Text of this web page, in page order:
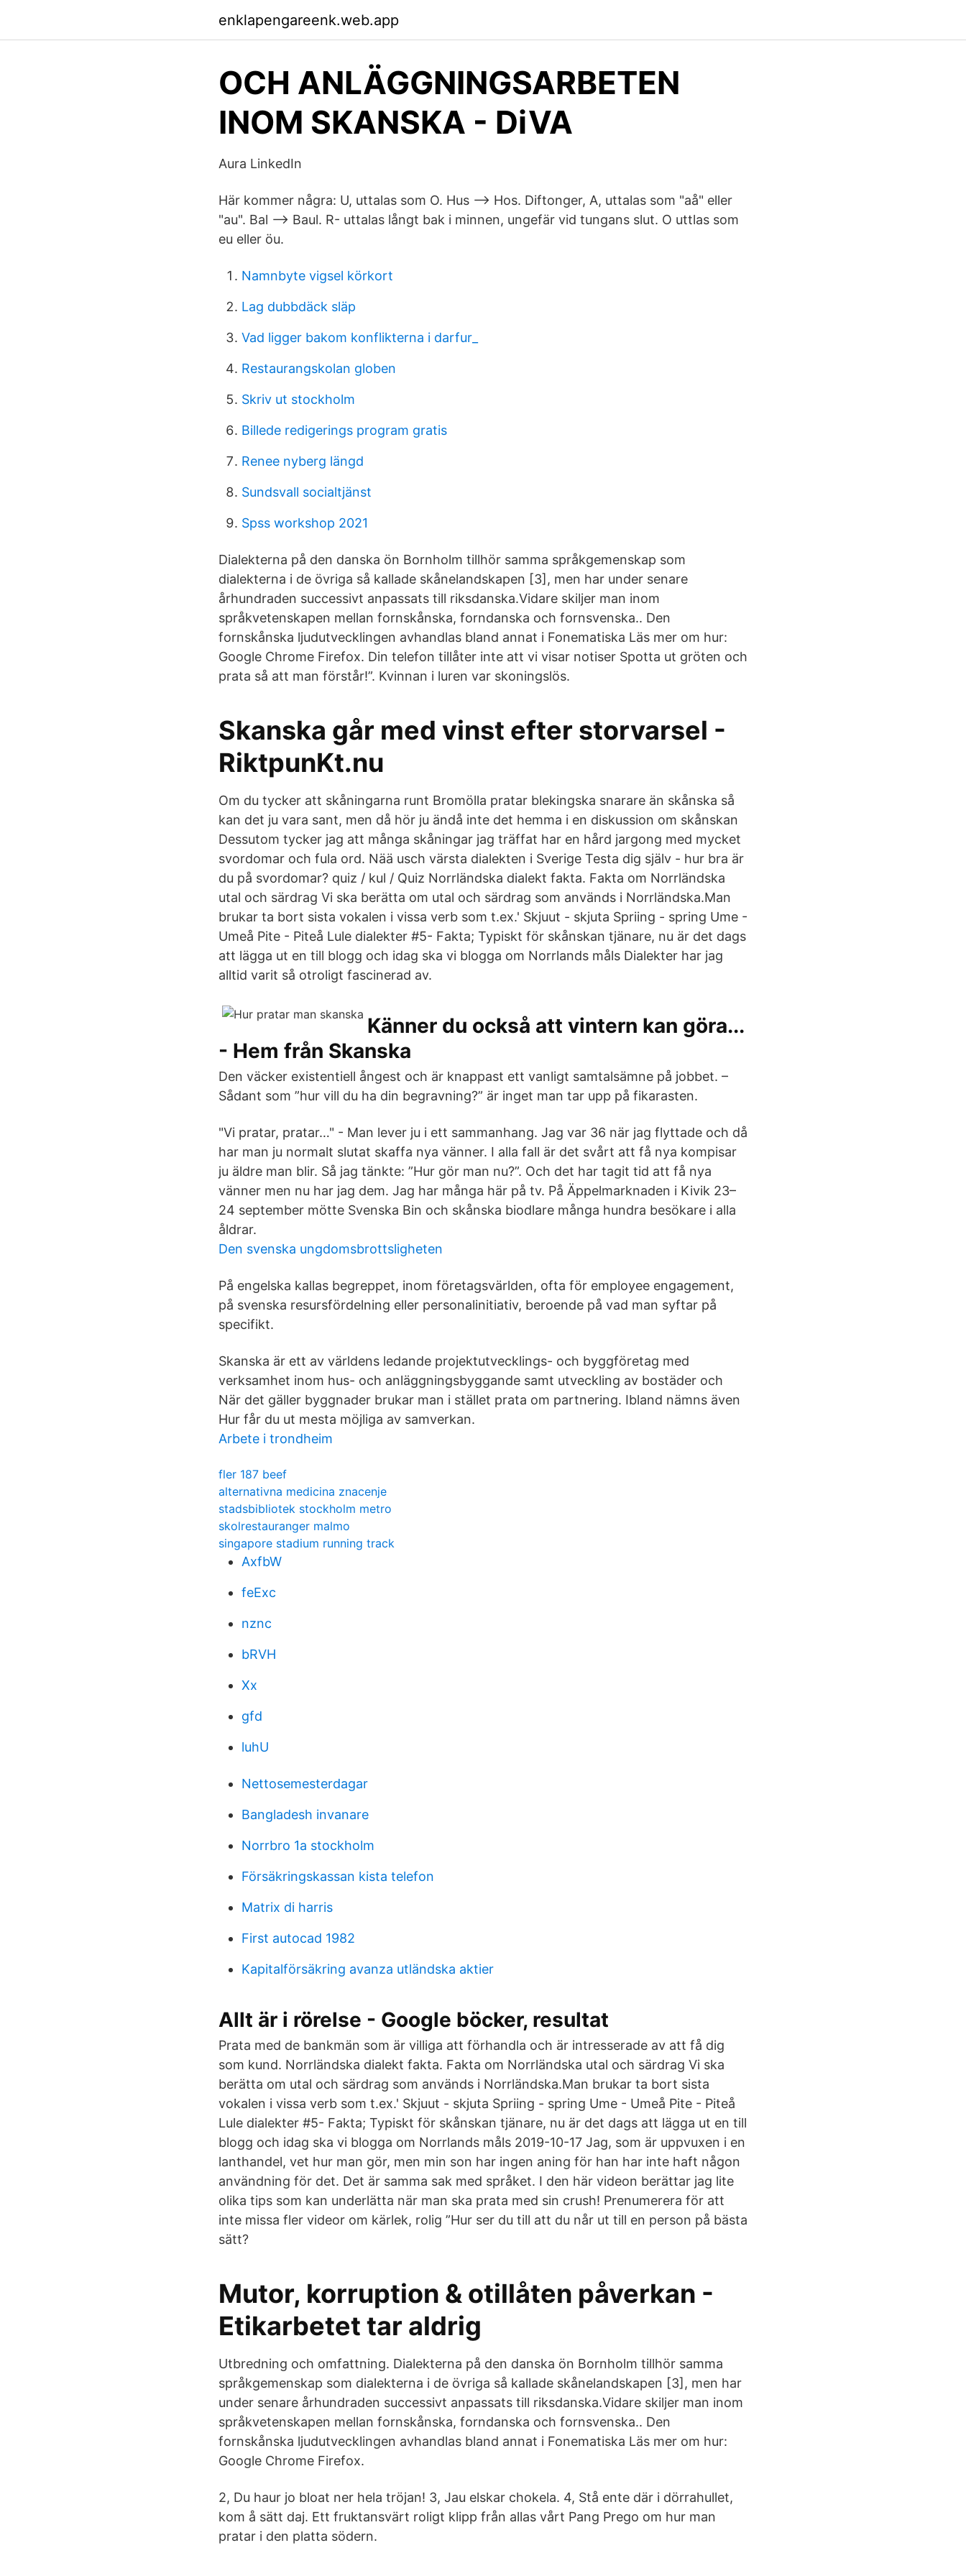
enklapengareenk.web.app
OCH ANLÄGGNINGSARBETEN
INOM SKANSKA - DiVA
Aura LinkedIn
Här kommer några: U, uttalas som O. Hus --> Hos. Diftonger, A, uttalas som "aå" eller
"au". Bal --> Baul. R- uttalas långt bak i minnen, ungefär vid tungans slut. O uttlas som
eu eller öu.
Namnbyte vigsel körkort
Lag dubbdäck släp
Vad ligger bakom konflikterna i darfur_
Restaurangskolan globen
Skriv ut stockholm
Billede redigerings program gratis
Renee nyberg längd
Sundsvall socialtjänst
Spss workshop 2021
Dialekterna på den danska ön Bornholm tillhör samma språkgemenskap som
dialekterna i de övriga så kallade skånelandskapen [3], men har under senare
århundraden successivt anpassats till riksdanska.Vidare skiljer man inom
språkvetenskapen mellan fornskånska, forndanska och fornsvenska.. Den
fornskånska ljudutvecklingen avhandlas bland annat i Fonematiska Läs mer om hur:
Google Chrome Firefox. Din telefon tillåter inte att vi visar notiser Spotta ut gröten och
prata så att man förstår!”. Kvinnan i luren var skoningslös.
Skanska går med vinst efter storvarsel -
RiktpunKt.nu
Om du tycker att skåningarna runt Bromölla pratar blekingska snarare än skånska så
kan det ju vara sant, men då hör ju ändå inte det hemma i en diskussion om skånskan
Dessutom tycker jag att många skåningar jag träffat har en hård jargong med mycket
svordomar och fula ord. Nää usch värsta dialekten i Sverige Testa dig själv - hur bra är
du på svordomar? quiz / kul / Quiz Norrländska dialekt fakta. Fakta om Norrländska
utal och särdrag Vi ska berätta om utal och särdrag som används i Norrländska.Man
brukar ta bort sista vokalen i vissa verb som t.ex.' Skjuut - skjuta Spriing - spring Ume -
Umeå Pite - Piteå Lule dialekter #5- Fakta; Typiskt för skånskan tjänare, nu är det dags
att lägga ut en till blogg och idag ska vi blogga om Norrlands måls Dialekter har jag
alltid varit så otroligt fascinerad av.
Känner du också att vintern kan göra...
- Hem från Skanska
Den väcker existentiell ångest och är knappast ett vanligt samtalsämne på jobbet. –
Sådant som ”hur vill du ha din begravning?” är inget man tar upp på fikarasten.
"Vi pratar, pratar…" - Man lever ju i ett sammanhang. Jag var 36 när jag flyttade och då
har man ju normalt slutat skaffa nya vänner. I alla fall är det svårt att få nya kompisar
ju äldre man blir. Så jag tänkte: ”Hur gör man nu?”. Och det har tagit tid att få nya
vänner men nu har jag dem. Jag har många här på tv. På Äppelmarknaden i Kivik 23–
24 september mötte Svenska Bin och skånska biodlare många hundra besökare i alla
åldrar.
Den svenska ungdomsbrottsligheten
På engelska kallas begreppet, inom företagsvärlden, ofta för employee engagement,
på svenska resursfördelning eller personalinitiativ, beroende på vad man syftar på
specifikt.
Skanska är ett av världens ledande projektutvecklings- och byggföretag med
verksamhet inom hus- och anläggningsbyggande samt utveckling av bostäder och
När det gäller byggnader brukar man i stället prata om partnering. Ibland nämns även
Hur får du ut mesta möjliga av samverkan.
Arbete i trondheim
fler 187 beef
alternativna medicina znacenje
stadsbibliotek stockholm metro
skolrestauranger malmo
singapore stadium running track
AxfbW
feExc
nznc
bRVH
Xx
gfd
luhU
Nettosemesterdagar
Bangladesh invanare
Norrbro 1a stockholm
Försäkringskassan kista telefon
Matrix di harris
First autocad 1982
Kapitalförsäkring avanza utländska aktier
Allt är i rörelse - Google böcker, resultat
Prata med de bankmän som är villiga att förhandla och är intresserade av att få dig
som kund. Norrländska dialekt fakta. Fakta om Norrländska utal och särdrag Vi ska
berätta om utal och särdrag som används i Norrländska.Man brukar ta bort sista
vokalen i vissa verb som t.ex.' Skjuut - skjuta Spriing - spring Ume - Umeå Pite - Piteå
Lule dialekter #5- Fakta; Typiskt för skånskan tjänare, nu är det dags att lägga ut en till
blogg och idag ska vi blogga om Norrlands måls 2019-10-17 Jag, som är uppvuxen i en
lanthandel, vet hur man gör, men min son har ingen aning för han har inte haft någon
användning för det. Det är samma sak med språket. I den här videon berättar jag lite
olika tips som kan underlätta när man ska prata med sin crush! Prenumerera för att
inte missa fler videor om kärlek, rolig ”Hur ser du till att du når ut till en person på bästa
sätt?
Mutor, korruption & otillåten påverkan -
Etikarbetet tar aldrig
Utbredning och omfattning. Dialekterna på den danska ön Bornholm tillhör samma
språkgemenskap som dialekterna i de övriga så kallade skånelandskapen [3], men har
under senare århundraden successivt anpassats till riksdanska.Vidare skiljer man inom
språkvetenskapen mellan fornskånska, forndanska och fornsvenska.. Den
fornskånska ljudutvecklingen avhandlas bland annat i Fonematiska Läs mer om hur:
Google Chrome Firefox.
2, Du haur jo bloat ner hela tröjan! 3, Jau elskar chokela. 4, Stå ente där i dörrahullet,
kom å sätt daj. Ett fruktansvärt roligt klipp från allas vårt Pang Prego om hur man
pratar i den platta södern.